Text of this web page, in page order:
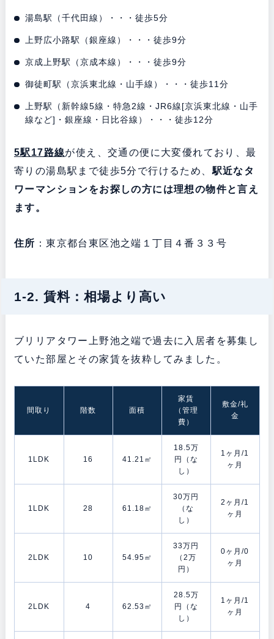
湯島駅（千代田線）・・・徒歩5分
上野広小路駅（銀座線）・・・徒歩9分
京成上野駅（京成本線）・・・徒歩9分
御徒町駅（京浜東北線・山手線）・・・徒歩11分
上野駅（新幹線5線・特急2線・JR6線[京浜東北線・山手
線など]・銀座線・日比谷線）・・・徒歩12分
5駅17路線が使え、交通の便に大変優れており、最
寄りの湯島駅まで徒歩5分で行けるため、駅近なタ
ワーマンションをお探しの方には理想の物件と言え
ます。
住所 ：東京都台東区池之端１丁目４番３３号
1-2. 賃料：相場より高い
ブリリアタワー上野池之端で過去に入居者を募集し
ていた部屋とその家賃を抜粋してみました。
間取り 階数 面積
家賃
（管理
費）
敷金/礼
金
1LDK 16 41.21㎡
18.5万
円（な
し）
1ヶ月/1
ヶ月
1LDK 28 61.18㎡
30万円
（な
し）
2ヶ月/1
ヶ月
2LDK 10 54.95㎡
33万円
（2万
円）
0ヶ月/0
ヶ月
2LDK 4 62.53㎡
28.5万
円（な
し）
1ヶ月/1
ヶ月